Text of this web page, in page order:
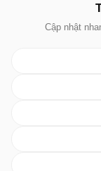
Cập nhật